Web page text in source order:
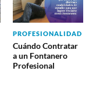
PROFESIONALIDAD
Cuándo Contratar
a un Fontanero
Profesional